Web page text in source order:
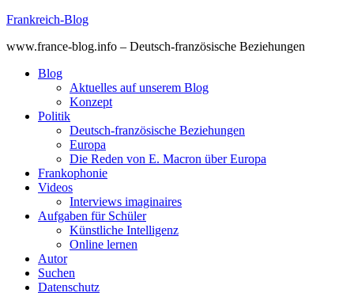
Skip
content
Frankreich-Blog
www.france-blog.info – Deutsch-französische Beziehungen
Blog
Aktuelles auf unserem Blog
Konzept
Politik
Deutsch-französische Beziehungen
Europa
Die Reden von E. Macron über Europa
Frankophonie
Videos
Interviews imaginaires
Aufgaben für Schüler
Künstliche Intelligenz
Online lernen
Autor
Suchen
Datenschutz